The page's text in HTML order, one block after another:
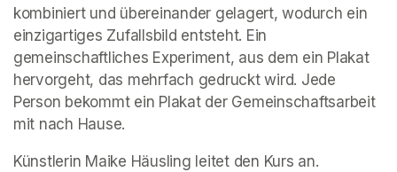
kombiniert und übereinander gelagert, wodurch ein
einzigartiges Zufallsbild entsteht. Ein
gemeinschaftliches Experiment, aus dem ein Plakat
hervorgeht, das mehrfach gedruckt wird. Jede
Person bekommt ein Plakat der Gemeinschaftsarbeit
mit nach Hause.
Künstlerin Maike Häusling leitet den Kurs an.